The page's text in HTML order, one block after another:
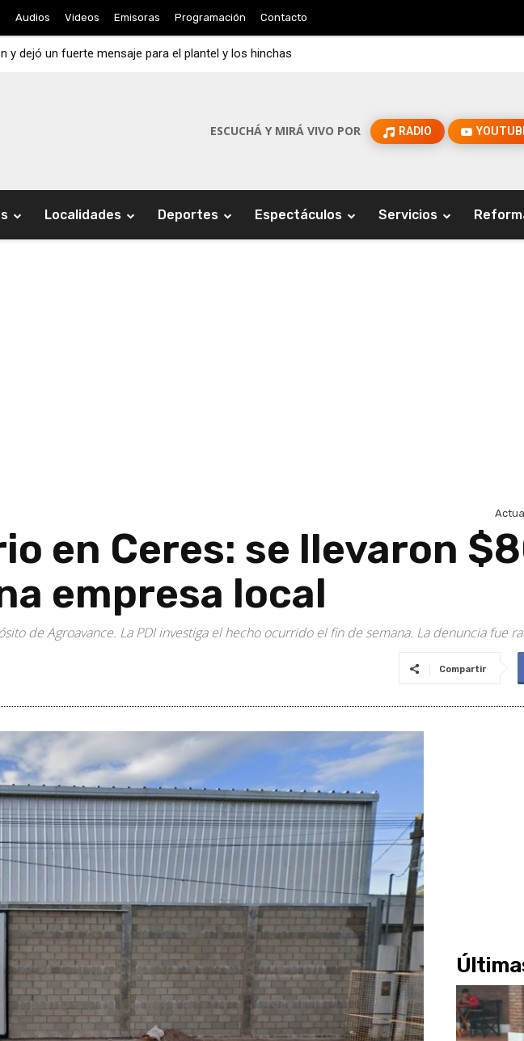
Audios Videos Emisoras Programación Contacto
y dejó un fuerte mensaje para el plantel y los hinchas
ESCUCHÁ Y MIRÁ VIVO POR RADIO
Localidades Deportes Espectáculos Servicios
en Ceres: se llevaron
empresa local
de Agroavance. La PDI investiga el hecho ocurrido el fin de semana. La denuncia fue
Compartir